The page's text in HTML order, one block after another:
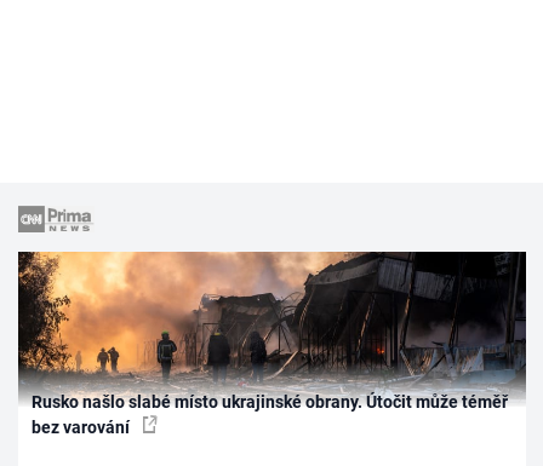
Rusko našlo slabé místo ukrajinské obrany. Útočit může téměř
bez varování